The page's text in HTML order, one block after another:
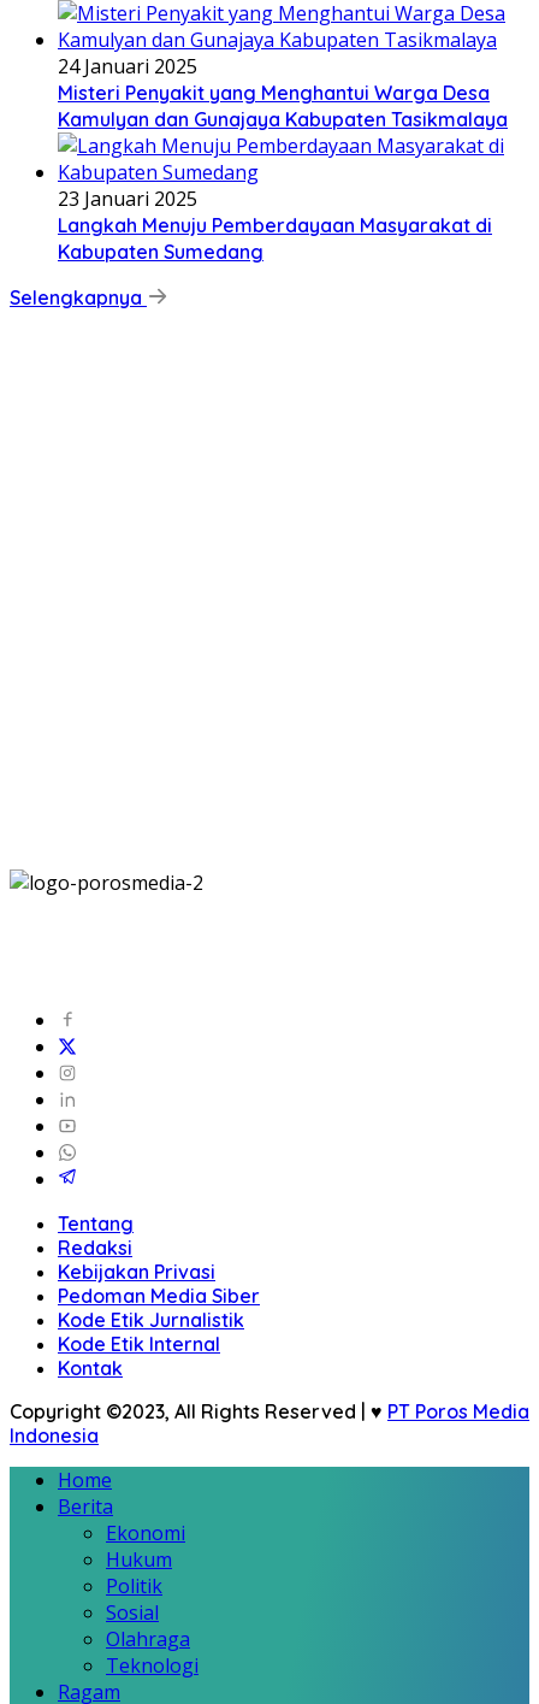
24 Januari 2025
Misteri Penyakit yang Menghantui Warga Desa
Kamulyan dan Gunajaya Kabupaten Tasikmalaya
23 Januari 2025
Langkah Menuju Pemberdayaan Masyarakat di
Kabupaten Sumedang
Selengkapnya
Tentang
Redaksi
Kebijakan Privasi
Pedoman Media Siber
Kode Etik Jurnalistik
Kode Etik Internal
Kontak
Copyright ©2023, All Rights Reserved | ♥ PT Poros Media
Indonesia
Home
Berita
Ekonomi
Hukum
Politik
Sosial
Olahraga
Teknologi
Ragam